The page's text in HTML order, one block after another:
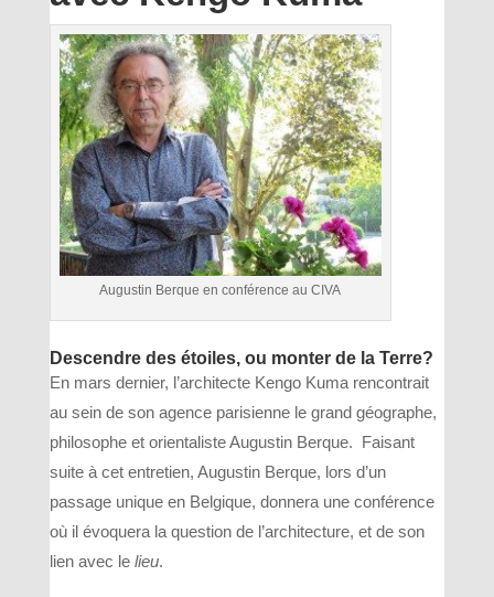
Augustin Berque en conférence au CIVA
Descendre des étoiles, ou monter de la Terre?
En mars dernier, l’architecte Kengo Kuma rencontrait
au sein de son agence parisienne le grand géographe,
philosophe et orientaliste Augustin Berque. Faisant
suite à cet entretien, Augustin Berque, lors d’un
passage unique en Belgique, donnera une conférence
où il évoquera la question de l’architecture, et de son
lien avec le lieu.